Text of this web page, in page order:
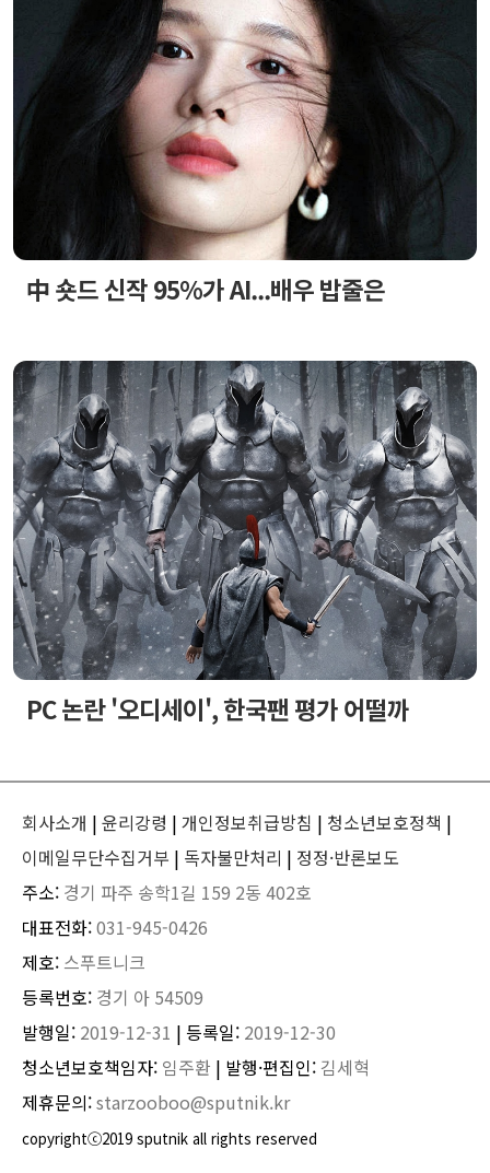
中 숏드 신작 95%가 AI...배우 밥줄은
PC 논란 '오디세이', 한국팬 평가 어떨까
회사소개 | 윤리강령 | 개인정보취급방침 | 청소년보호정책 |
이메일무단수집거부 | 독자불만처리 | 정정·반론보도
주소: 경기 파주 송학1길 159 2동 402호
대표전화:031-945-0426
제호: 스푸트니크
등록번호: 경기 아 54509
발행일: 2019-12-31 | 등록일: 2019-12-30
청소년보호책임자: 임주환 | 발행·편집인: 김세혁
제휴문의:starzooboo@sputnik.kr
copyrightⓒ2019 sputnik all rights reserved